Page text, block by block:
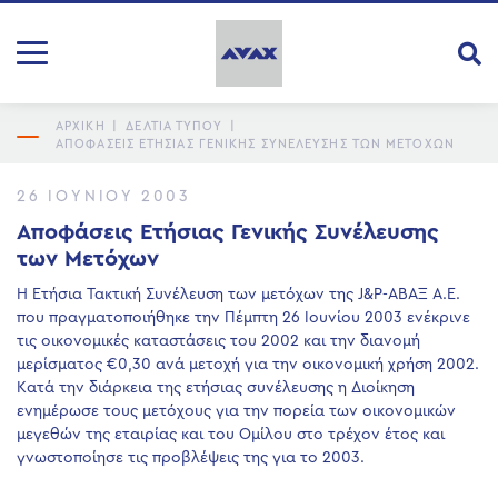
ΑΡΧΙΚΗ ΔΕΛΤΙΑ ΤΥΠΟΥ
ΑΠΟΦΆΣΕΙΣ ΕΤΉΣΙΑΣ ΓΕΝΙΚΉΣ ΣΥΝΈΛΕΥΣΗΣ ΤΩΝ ΜΕΤΌΧΩΝ
26 ΙΟΥΝΊΟΥ 2003
Αποφάσεις Ετήσιας Γενικής Συνέλευσης
των Μετόχων
Η Ετήσια Τακτική Συνέλευση των μετόχων της J&P-ΑΒΑΞ Α.Ε.
που πραγματοποιήθηκε την Πέμπτη 26 Ιουνίου 2003 ενέκρινε
τις οικονομικές καταστάσεις του 2002 και την διανομή
μερίσματος €0,30 ανά μετοχή για την οικονομική χρήση 2002.
Κατά την διάρκεια της ετήσιας συνέλευσης η Διοίκηση
ενημέρωσε τους μετόχους για την πορεία των οικονομικών
μεγεθών της εταιρίας και του Ομίλου στο τρέχον έτος και
γνωστοποίησε τις προβλέψεις της για το 2003.